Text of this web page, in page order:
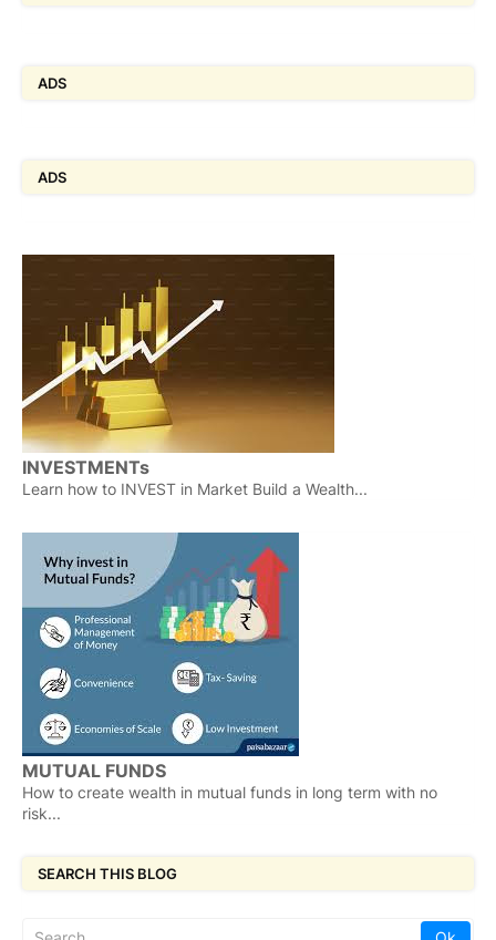
ADS
ADS
INVESTMENTs
Learn how to INVEST in Market Build a Wealth...
MUTUAL FUNDS
How to create wealth in mutual funds in long term with no
risk...
SEARCH THIS BLOG